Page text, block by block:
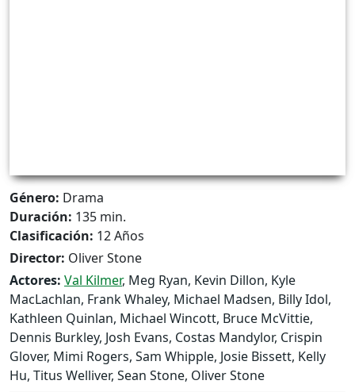
Género: Drama
Duración: 135 min.
Clasificación: 12 Años
Director: Oliver Stone
Actores: Val Kilmer, Meg Ryan, Kevin Dillon, Kyle
MacLachlan, Frank Whaley, Michael Madsen, Billy Idol,
Kathleen Quinlan, Michael Wincott, Bruce McVittie,
Dennis Burkley, Josh Evans, Costas Mandylor, Crispin
Glover, Mimi Rogers, Sam Whipple, Josie Bissett, Kelly
Hu, Titus Welliver, Sean Stone, Oliver Stone